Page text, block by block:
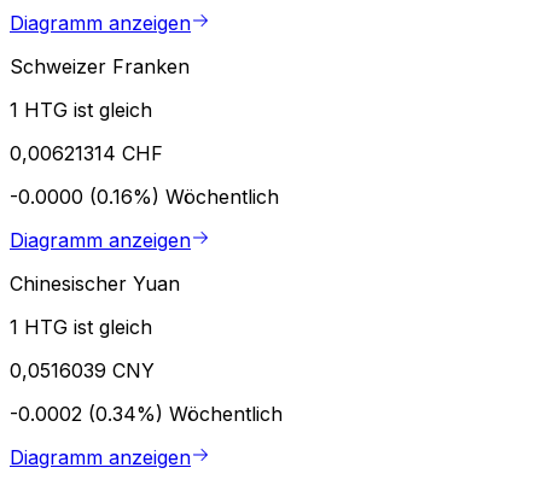
Diagramm anzeigen
Schweizer Franken
1 HTG ist gleich
0,00621314 CHF
-0.0000 (0.16%) Wöchentlich
Diagramm anzeigen
Chinesischer Yuan
1 HTG ist gleich
0,0516039 CNY
-0.0002 (0.34%) Wöchentlich
Diagramm anzeigen